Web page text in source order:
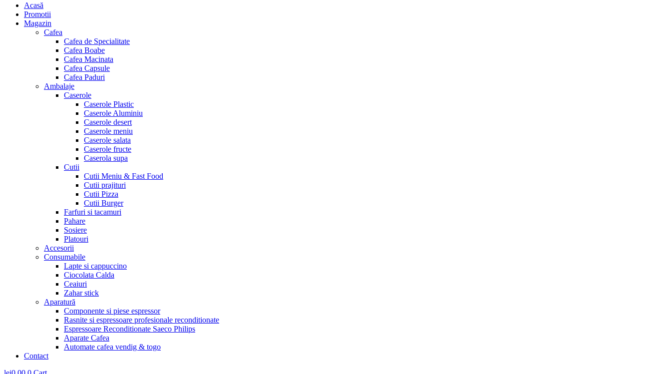
Menu
Acasă
Promotii
Magazin
Cafea
Cafea de Specialitate
Cafea Boabe
Cafea Macinata
Cafea Capsule
Cafea Paduri
Ambalaje
Caserole
Caserole Plastic
Caserole Aluminiu
Caserole desert
Caserole meniu
Caserole salata
Caserole fructe
Caserola supa
Cutii
Cutii Meniu & Fast Food
Cutii prajituri
Cutii Pizza
Cutii Burger
Farfuri si tacamuri
Pahare
Sosiere
Platouri
Accesorii
Consumabile
Lapte si cappuccino
Ciocolata Calda
Ceaiuri
Zahar stick
Aparatură
Componente si piese espressor
Rasnite si espressoare profesionale reconditionate
Espressoare Reconditionate Saeco Philips
Aparate Cafea
Automate cafea vendig & togo
Contact